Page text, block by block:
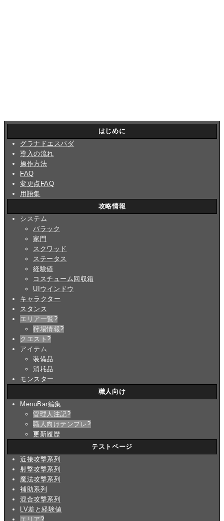
はじめに
グラナドエスパダ
導入の流れ
操作方法
FAQ
変更点FAQ
用語集
攻略情報
システム
バラック
家門
スクワッド
ステータス
経験値
コスチューム回収箱
UIウインドウ
キャラクター
スタンス
エリア一覧?
狩場情報?
クエスト?
アイテム
装備品
消耗品
モンスター
職人向け
MenuBar編集
管理人注記?
職人向けテンプレ?
更新履歴
テストページ
近接攻撃系列
射撃攻撃系列
魔法攻撃系列
補助系列
混合攻撃系列
LV差と経験値
エリア?